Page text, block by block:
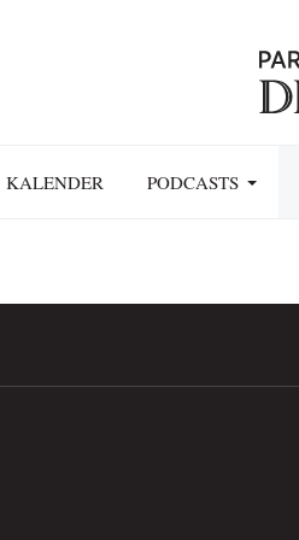
KALENDER PODCASTS